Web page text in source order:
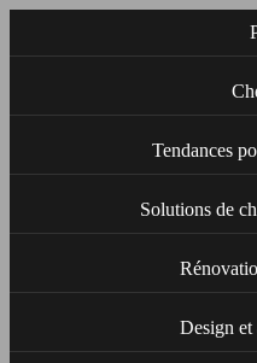
Tendances
Solutions de
Design et